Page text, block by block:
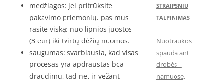
medžiagos: jei pritrūksite
pakavimo priemonių, pas mus
rasite viską: nuo lipnios juostos
(3 eur) iki tvirtų dėžių nuomos.
saugumas: svarbiausia, kad visas
procesas yra apdraustas bca
draudimu, tad net ir vežant
STRAIPSNIU
TALPINIMAS
Nuotraukos
spauda ant
drobės –
namuose,